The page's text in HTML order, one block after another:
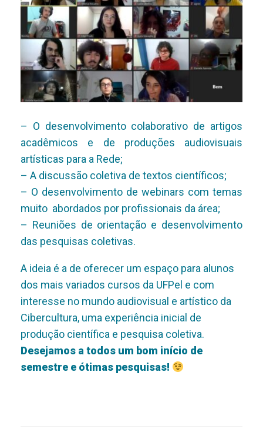
– O desenvolvimento colaborativo de artigos
acadêmicos e de produções audiovisuais
artísticas para a Rede;
– A discussão coletiva de textos científicos;
– O desenvolvimento de webinars com temas
muito abordados por profissionais da área;
– Reuniões de orientação e desenvolvimento
das pesquisas coletivas.
A ideia é a de oferecer um espaço para alunos
dos mais variados cursos da UFPel e com
interesse no mundo audiovisual e artístico da
Cibercultura, uma experiência inicial de
produção científica e pesquisa coletiva.
Desejamos a todos um bom início de
semestre e ótimas pesquisas!